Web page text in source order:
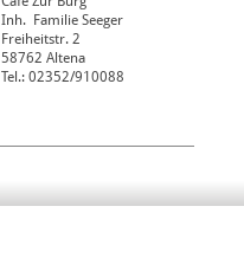
Inh. Familie Seeger
Freiheitstr. 2
58762 Altena
Tel.: 02352/910088